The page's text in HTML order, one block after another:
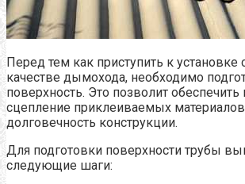
Перед тем как приступить к установке
качестве дымохода, необходимо
поверхность. Это позволит
сцепление приклеиваемых
долговечность конструкции.
Для подготовки поверхности трубы
следующие шаги: